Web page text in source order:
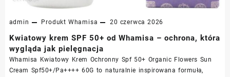
admin Produkt Whamisa 20 czerwca 2026
Kwiatowy krem SPF 50+ od Whamisa – ochrona, która
wygląda jak pielęgnacja
Whamisa Kwiatowy Krem Ochronny Spf 50+ Organic Flowers Sun
Cream Spf50+/Pa++++ 60G to naturalnie inspirowana formuła,